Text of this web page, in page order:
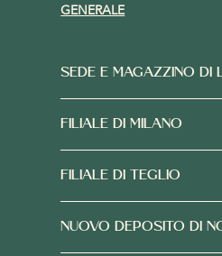
GENERALE
SEDE E MAGAZZINO DI
FILIALE DI MILANO
FILIALE DI TEGLIO
NUOVO DEPOSITO DI